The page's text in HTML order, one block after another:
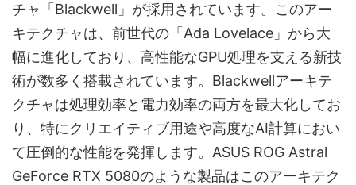
チャ「Blackwell」が採用されています。このアー
キテクチャは、前世代の「Ada Lovelace」から大
幅に進化しており、高性能なGPU処理を支える新技
術が数多く搭載されています。Blackwellアーキテ
クチャは処理効率と電力効率の両方を最大化してお
り、特にクリエイティブ用途や高度なAI計算におい
て圧倒的な性能を発揮します。ASUS ROG Astral
GeForce RTX 5080のような製品はこのアーキテク